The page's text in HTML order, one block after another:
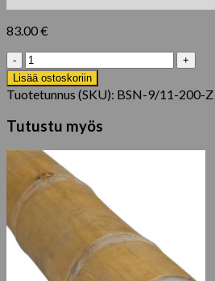
83.00€
Bambupala
Guadua
Ø
9-
11
x
200
cm
määrä
Lisää ostoskoriin
Tuotetunnus (SKU): BSN-9/11-200-Z
Tutustu myös